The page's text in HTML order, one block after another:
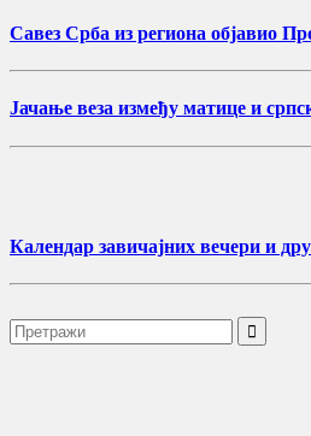
Савез Срба из региона објавио
Јачање веза између матице и
Календар завичајних вечери и